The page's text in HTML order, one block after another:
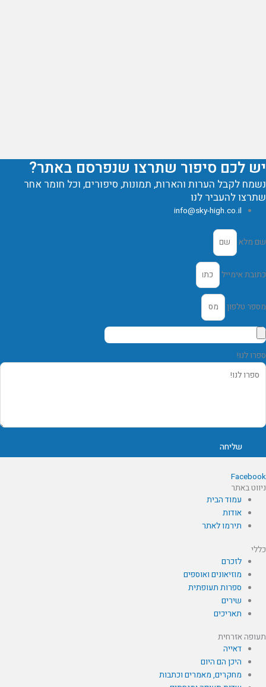
לכם סיפור שתרצו שנפרסם באתר?
לקבל הערות והארות, תמונות, סיפורים, וכל חומר אחר
להעביר לנו
info@sky-high.co.il
מלא
אימייל
טלפון
לנו!
שליחה
באתר
עמוד הבית
אודות
תירמו לאתר
לזכרם
מוזיאונים ואוספים
ספרות תעופתית
שירים
תאריכים
אזרחית
דאייה
היכן הם היום
מחקרים, מאמרים וכתבות